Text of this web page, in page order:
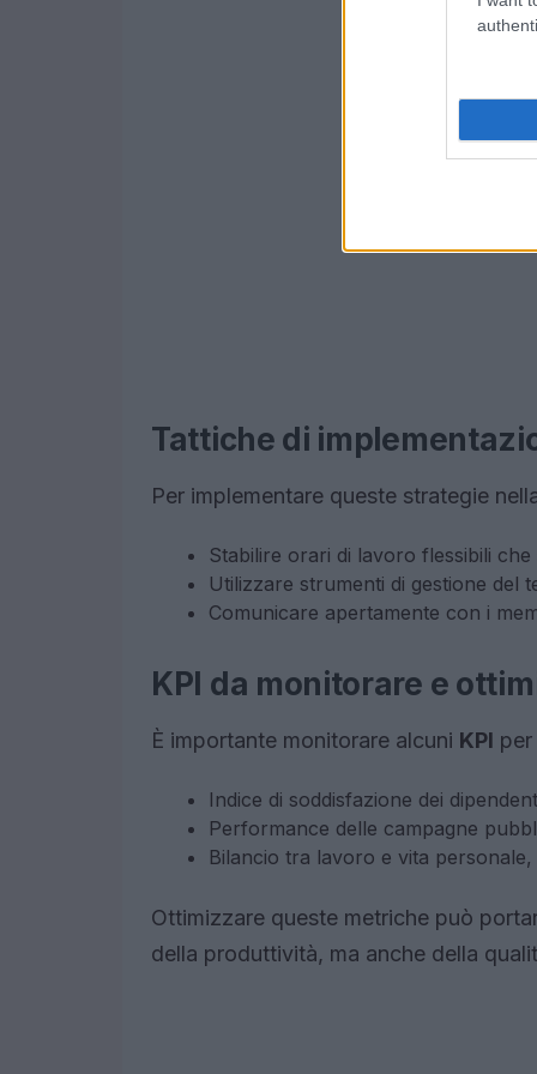
Tattiche di
Per implementare queste strategie
Stabilire orari di lavoro flessibili
Utilizzare strumenti di gestione del
Comunicare apertamente con i
KPI da monitorare e
È importante monitorare alcuni KPI
Indice di soddisfazione dei
Performance delle campagne
Bilancio tra lavoro e vita
Ottimizzare queste metriche può
della produttività, ma anche della